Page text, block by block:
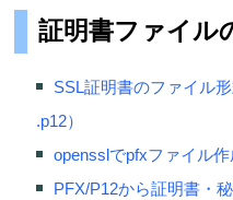
証明書ファイル
SSL証明書のファイル
.p12）
opensslでpfxファイル作
PFX/P12から証明書・